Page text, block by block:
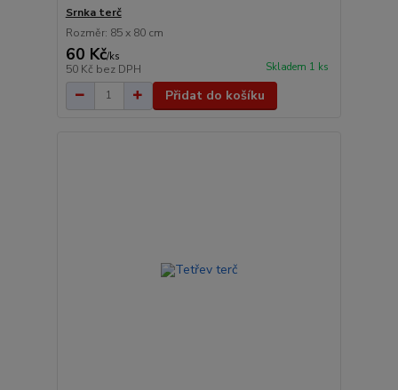
Srnka terč
Rozměr: 85 x 80 cm
60 Kč/ks
50 Kč bez DPH Skladem 1 ks
Přidat do košíku